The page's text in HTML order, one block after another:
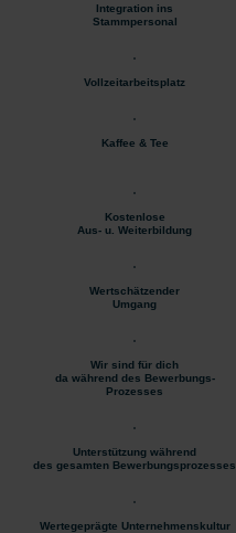
Integration ins
Stammpersonal
Vollzeitarbeitsplatz
Kaffee & Tee
Kostenlose
Aus- u. Weiterbildung
Wertschätzender
Umgang
Wir sind für dich
da während des Bewerbungs-
Prozesses
Unterstützung während
des gesamten Bewerbungsprozesses
Wertegeprägte Unternehmenskultur